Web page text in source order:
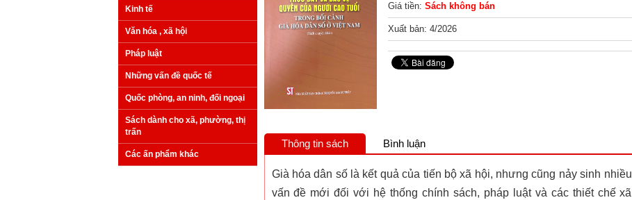
Kinh tế
Văn hóa , xã hội
Pháp luật
Những vấn đề quốc tế
Quốc phòng, an ninh, đối ngoại
Sách dành cho xã, phường, thị
trấn
Các ấn phẩm khác
Giá tiền: Sách không bán
Xuất bản: 4/2026
Thông tin sách Bình luận
Già hóa dân số là kết quả của tiến bộ xã hội, nhưng cũng nảy sinh nhiều
vấn đề mới đối với hệ thống chính sách, pháp luật và các thiết chế xã